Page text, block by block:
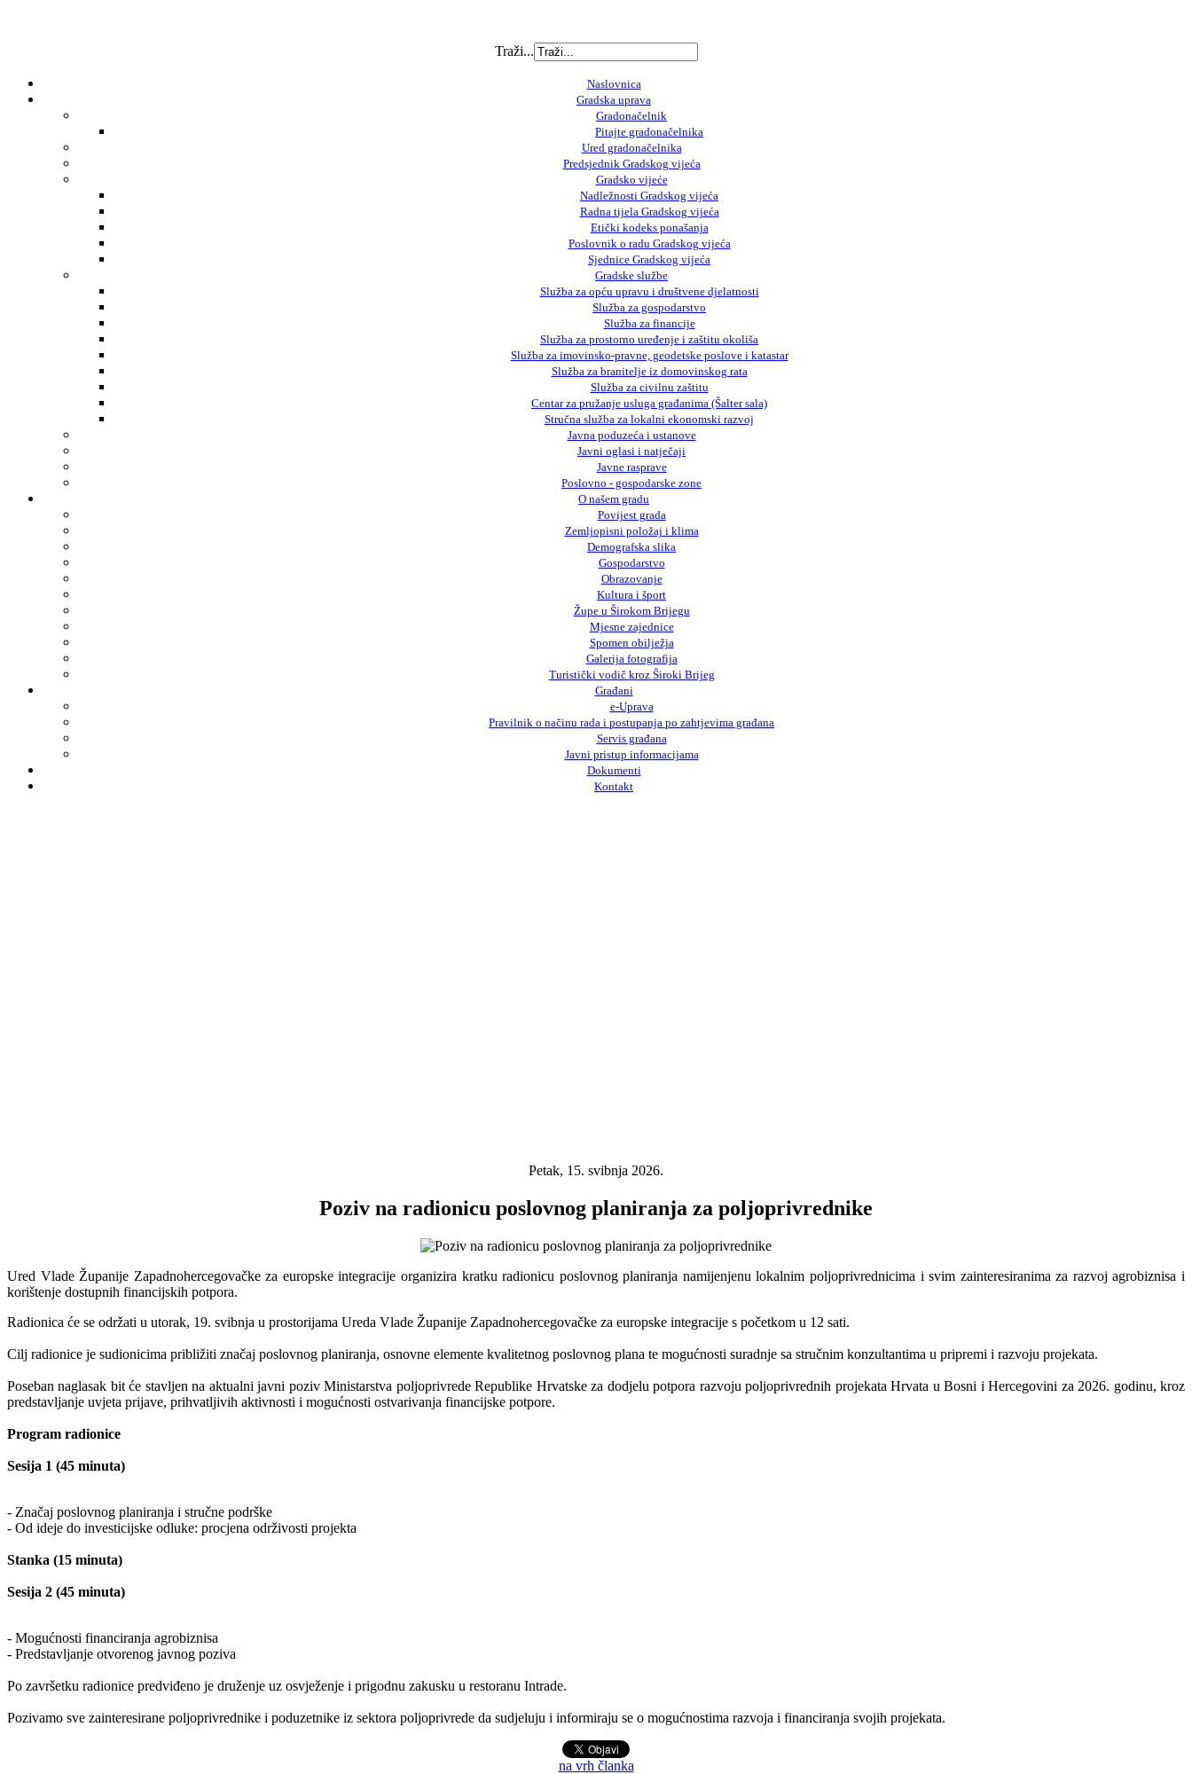
Traži...
Naslovnica
Gradska uprava
Gradonačelnik
Pitajte gradonačelnika
Ured gradonačelnika
Predsjednik Gradskog vijeća
Gradsko vijeće
Nadležnosti Gradskog vijeća
Radna tijela Gradskog vijeća
Etički kodeks ponašanja
Poslovnik o radu Gradskog vijeća
Sjednice Gradskog vijeća
Gradske službe
Služba za opću upravu i društvene djelatnosti
Služba za gospodarstvo
Služba za financije
Služba za prostorno uređenje i zaštitu okoliša
Služba za imovinsko-pravne, geodetske poslove i katastar
Služba za branitelje iz domovinskog rata
Služba za civilnu zaštitu
Centar za pružanje usluga građanima (Šalter sala)
Stručna služba za lokalni ekonomski razvoj
Javna poduzeća i ustanove
Javni oglasi i natječaji
Javne rasprave
Poslovno - gospodarske zone
O našem gradu
Povijest grada
Zemljopisni položaj i klima
Demografska slika
Gospodarstvo
Obrazovanje
Kultura i šport
Župe u Širokom Brijegu
Mjesne zajednice
Spomen obilježja
Galerija fotografija
Turistički vodič kroz Široki Brijeg
Građani
e-Uprava
Pravilnik o načinu rada i postupanja po zahtjevima građana
Servis građana
Javni pristup informacijama
Dokumenti
Kontakt
Petak, 15. svibnja 2026.
Poziv na radionicu poslovnog planiranja za poljoprivrednike
Ured Vlade Županije Zapadnohercegovačke za europske integracije organizira kratku radionicu poslovnog planiranja namijenjenu lokalnim poljoprivrednicima i svim zainteresiranima za razvoj agrobiznisa i
korištenje dostupnih financijskih potpora.
Radionica će se održati u utorak, 19. svibnja u prostorijama Ureda Vlade Županije Zapadnohercegovačke za europske integracije s početkom u 12 sati.
Cilj radionice je sudionicima približiti značaj poslovnog planiranja, osnovne elemente kvalitetnog poslovnog plana te mogućnosti suradnje sa stručnim konzultantima u pripremi i razvoju projekata.
Poseban naglasak bit će stavljen na aktualni javni poziv Ministarstva poljoprivrede Republike Hrvatske za dodjelu potpora razvoju poljoprivrednih projekata Hrvata u Bosni i Hercegovini za 2026. godinu, kroz
predstavljanje uvjeta prijave, prihvatljivih aktivnosti i mogućnosti ostvarivanja financijske potpore.
Program radionice
Sesija 1 (45 minuta)
- Značaj poslovnog planiranja i stručne podrške
- Od ideje do investicijske odluke: procjena održivosti projekta
Stanka (15 minuta)
Sesija 2 (45 minuta)
- Mogućnosti financiranja agrobiznisa
- Predstavljanje otvorenog javnog poziva
Po završetku radionice predviđeno je druženje uz osvježenje i prigodnu zakusku u restoranu Intrade.
Pozivamo sve zainteresirane poljoprivrednike i poduzetnike iz sektora poljoprivrede da sudjeluju i informiraju se o mogućnostima razvoja i financiranja svojih projekata.
na vrh članka